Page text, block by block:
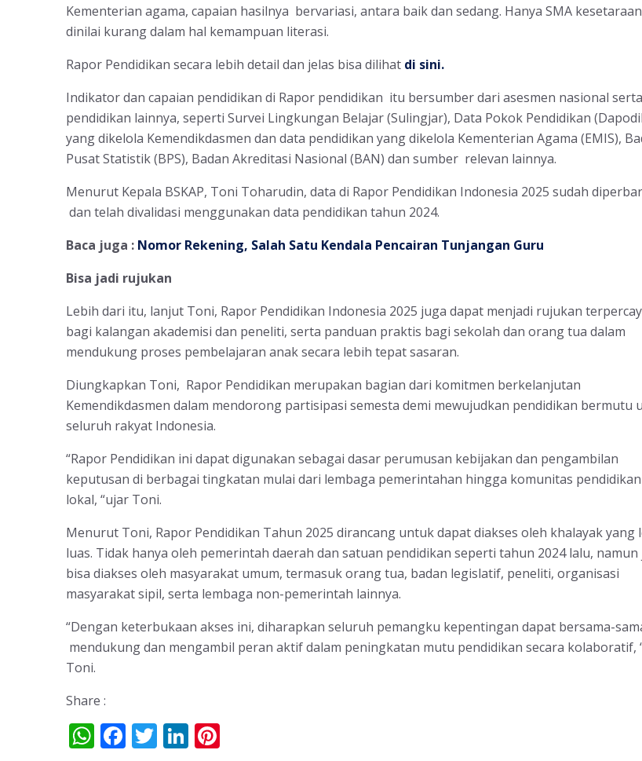
Kementerian agama, capaian hasilnya bervariasi, antara baik dan sedang. Hanya SMA
dinilai kurang dalam hal kemampuan literasi.
Rapor Pendidikan secara lebih detail dan jelas bisa dilihat di sini.
Indikator dan capaian pendidikan di Rapor pendidikan itu bersumber dari asesmen nasional
pendidikan lainnya, seperti Survei Lingkungan Belajar (Sulingjar), Data Pokok Pendidikan
yang dikelola Kemendikdasmen dan data pendidikan yang dikelola Kementerian Agama (EMIS),
Pusat Statistik (BPS), Badan Akreditasi Nasional (BAN) dan sumber relevan lainnya.
Menurut Kepala BSKAP, Toni Toharudin, data di Rapor Pendidikan Indonesia 2025 sudah
dan telah divalidasi menggunakan data pendidikan tahun 2024.
Baca juga : Nomor Rekening, Salah Satu Kendala Pencairan Tunjangan Guru
Bisa jadi rujukan
Lebih dari itu, lanjut Toni, Rapor Pendidikan Indonesia 2025 juga dapat menjadi rujukan
bagi kalangan akademisi dan peneliti, serta panduan praktis bagi sekolah dan orang tua dalam
mendukung proses pembelajaran anak secara lebih tepat sasaran.
Diungkapkan Toni, Rapor Pendidikan merupakan bagian dari komitmen berkelanjutan
Kemendikdasmen dalam mendorong partisipasi semesta demi mewujudkan pendidikan bermutu
seluruh rakyat Indonesia.
“Rapor Pendidikan ini dapat digunakan sebagai dasar perumusan kebijakan dan pengambilan
keputusan di berbagai tingkatan mulai dari lembaga pemerintahan hingga komunitas pendidikan
lokal, “ujar Toni.
Menurut Toni, Rapor Pendidikan Tahun 2025 dirancang untuk dapat diakses oleh khalayak yang
luas. Tidak hanya oleh pemerintah daerah dan satuan pendidikan seperti tahun 2024 lalu, namun
bisa diakses oleh masyarakat umum, termasuk orang tua, badan legislatif, peneliti, organisasi
masyarakat sipil, serta lembaga non-pemerintah lainnya.
“Dengan keterbukaan akses ini, diharapkan seluruh pemangku kepentingan dapat bersama-
mendukung dan mengambil peran aktif dalam peningkatan mutu pendidikan secara kolaboratif,
Toni.
Share :
W F T Li